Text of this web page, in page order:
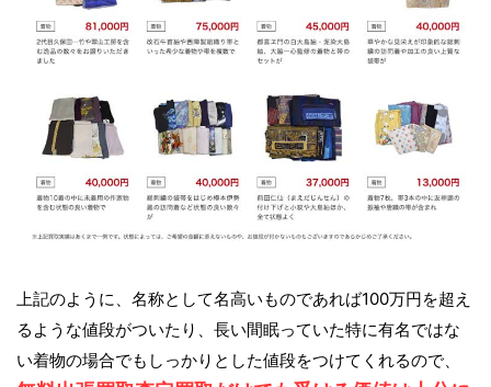
上記のように、名称として名高いものであれば100万円を超え
るような値段がついたり、長い間眠っていた特に有名ではな
い着物の場合でもしっかりとした値段をつけてくれるので、